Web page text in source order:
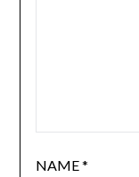
NAME*